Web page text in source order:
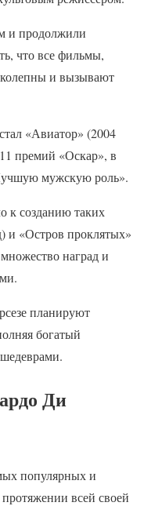
и продолжили
что все фильмы,
и вызывают
«Авиатор» (2004
премий «Оскар», в
мужскую роль».
к созданию таких
и «Остров проклятых»
наград и
планируют
богатый
Ди
популярных и
всей своей